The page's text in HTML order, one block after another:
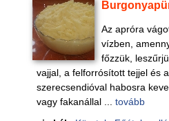
Az apróra
vízben,
főzzük,
vajjal, a felforrósított tejjel és
szerecsendióval habosra
vagy fakanállal ... tovább